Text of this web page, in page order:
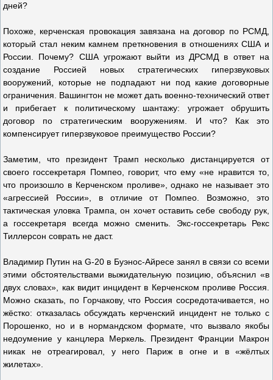
дней?
Похоже, керченская провокация завязана на договор по РСМД,
который стал неким камнем преткновения в отношениях США и
России. Почему? США угрожают выйти из ДРСМД в ответ на
создание Россией новых стратегических гиперзвуковых
вооружений, которые не подпадают ни под какие договорные
ограничения. Вашингтон не может дать военно-технический ответ
и прибегает к политическому шантажу: угрожает обрушить
договор по стратегическим вооружениям. И что? Как это
компенсирует гиперзвуковое преимущество России?
Заметим, что президент Трамп несколько дистанцируется от
своего госсекретаря Помпео, говорит, что ему «не нравится то,
что произошло в Керченском проливе», однако не называет это
«агрессией России», в отличие от Помпео. Возможно, это
тактическая уловка Трампа, он хочет оставить себе свободу рук,
а госсекретаря всегда можно сменить. Экс-госсекретарь Рекс
Тиллерсон соврать не даст.
Владимир Путин на G-20 в Буэнос-Айресе занял в связи со всеми
этими обстоятельствами выжидательную позицию, объяснил «в
двух словах», как видит инцидент в Керченском проливе Россия.
Можно сказать, по Горчакову, что Россия сосредотачивается, но
жёстко: отказалась обсуждать керченский инцидент не только с
Порошенко, но и в нормандском формате, что вызвало якобы
недоумение у канцлера Меркель. Президент Франции Макрон
никак не отреагировал, у него Париж в огне и в «жёлтых
жилетах».